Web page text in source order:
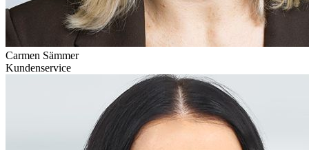
Carmen Sämmer
Kundenservice